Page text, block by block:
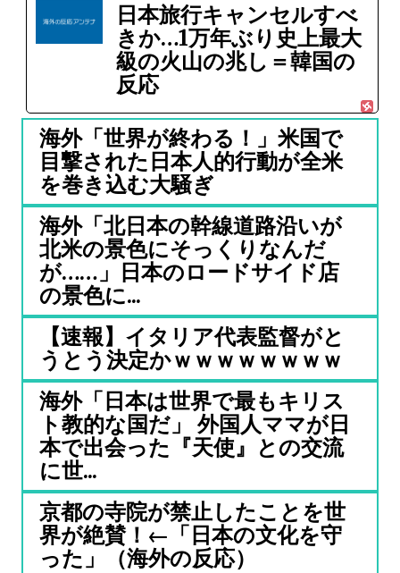
日本旅行キャンセルすべ
きか…1万年ぶり史上最大
級の火山の兆し＝韓国の
反応
海外「世界が終わる！」米国で
目撃された日本人的行動が全米
を巻き込む大騒ぎ
海外「北日本の幹線道路沿いが
北米の景色にそっくりなんだ
が……」日本のロードサイド店
の景色に...
【速報】イタリア代表監督がと
うとう決定かｗｗｗｗｗｗｗｗ
海外「日本は世界で最もキリス
ト教的な国だ」 外国人ママが日
本で出会った『天使』との交流
に世...
京都の寺院が禁止したことを世
界が絶賛！←「日本の文化を守
った」（海外の反応）